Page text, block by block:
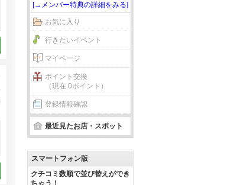
[→メンバー特典の詳細をみる]
お気に入り
行きたいイベント
マイページ
ポイント交換
（現在 0ポイント）
登録情報確認
最近見たお店・スポット
スマートフォン版
クチコミ数順で並び替えができ
ちゃう！